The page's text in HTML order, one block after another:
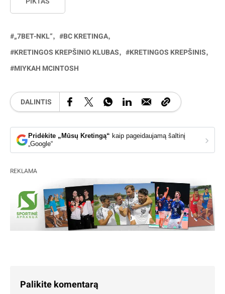
„7BET-NKL“
BC KRETINGA
KRETINGOS KREPŠINIO KLUBAS
KRETINGOS KREPŠINIS
MIYKAH MCINTOSH
DALINTIS
Pridėkite „Mūsų Kretingą“ kaip pageidaujamą šaltinį
„Google“
›
REKLAMA
Palikite komentarą